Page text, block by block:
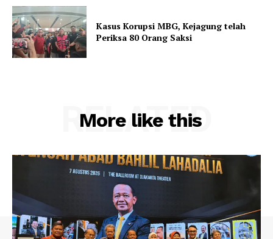
Kasus Korupsi MBG, Kejagung telah
Periksa 80 Orang Saksi
More like this
RELATED